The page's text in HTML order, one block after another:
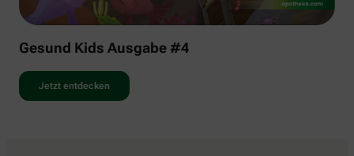
Gesund Kids Ausgabe #4
Jetzt entdecken